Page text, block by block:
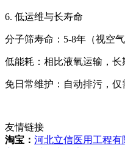
6. 低运维与长寿命
分子筛寿命：5-8年（视空
低能耗：相比液氧运输，长
免日常维护：自动排污，仅
友情链接
淘宝： 河北立信医用工程有